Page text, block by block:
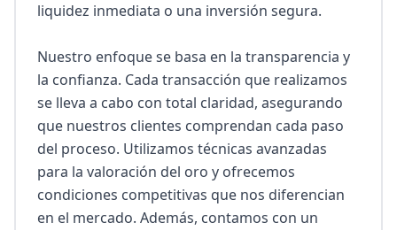
liquidez inmediata o una inversión segura.
Nuestro enfoque se basa en la transparencia y
la confianza. Cada transacción que realizamos
se lleva a cabo con total claridad, asegurando
que nuestros clientes comprendan cada paso
del proceso. Utilizamos técnicas avanzadas
para la valoración del oro y ofrecemos
condiciones competitivas que nos diferencian
en el mercado. Además, contamos con un